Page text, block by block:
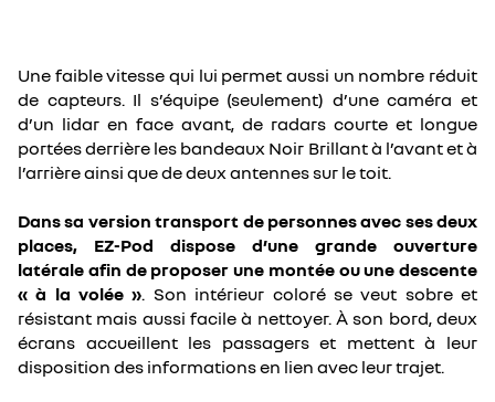
Une faible vitesse qui lui permet aussi un nombre réduit
de capteurs. Il s’équipe (seulement) d’une caméra et
d’un lidar en face avant, de radars courte et longue
portées derrière les bandeaux Noir Brillant à l’avant et à
l’arrière ainsi que de deux antennes sur le toit.
Dans sa version transport de personnes avec ses deux
places, EZ-Pod dispose d’une grande ouverture
latérale afin de proposer une montée ou une descente
« à la volée ». Son intérieur coloré se veut sobre et
résistant mais aussi facile à nettoyer. À son bord, deux
écrans accueillent les passagers et mettent à leur
disposition des informations en lien avec leur trajet.